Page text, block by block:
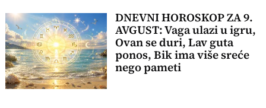
DNEVNI HOROSKOP ZA 9.
AVGUST: Vaga ulazi u igru,
Ovan se duri, Lav guta
ponos, Bik ima više sreće
nego pameti